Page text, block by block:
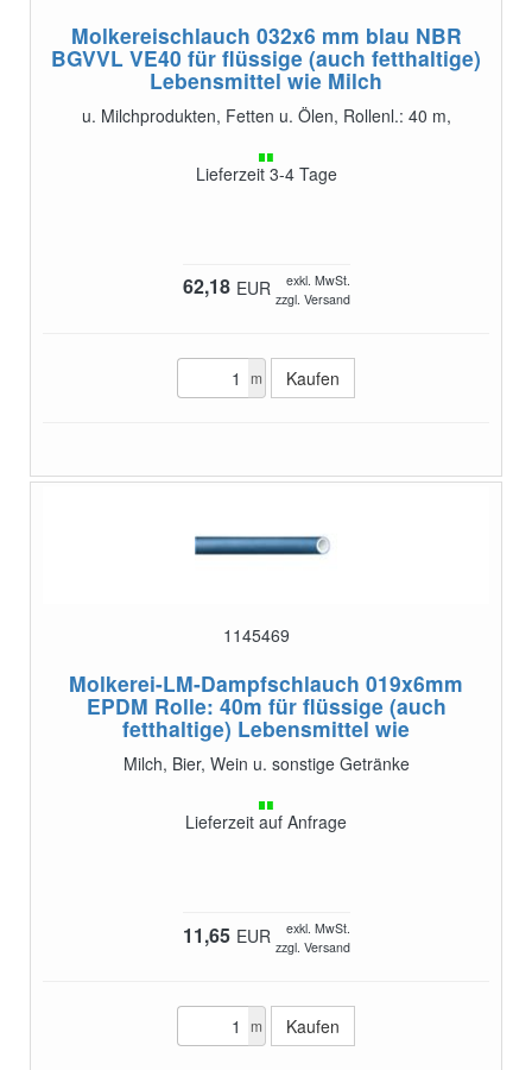
Molkereischlauch 032x6 mm blau NBR
BGVVL VE40 für flüssige (auch fetthaltige)
Lebensmittel wie Milch
u. Milchprodukten, Fetten u. Ölen, Rollenl.: 40 m,
Lieferzeit 3-4 Tage
62,18 EUR
exkl. MwSt.
zzgl. Versand
m
1145469
Molkerei-LM-Dampfschlauch 019x6mm
EPDM Rolle: 40m für flüssige (auch
fetthaltige) Lebensmittel wie
Milch, Bier, Wein u. sonstige Getränke
Lieferzeit auf Anfrage
11,65 EUR
exkl. MwSt.
zzgl. Versand
m